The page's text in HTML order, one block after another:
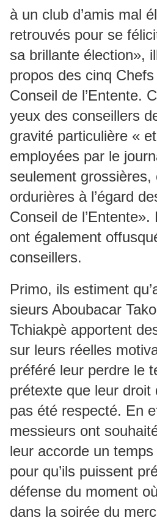
à un club d’amis mal
retrouvés pour se
sa brillante élection»,
propos des cinq Chefs
Conseil de l’Entente.
yeux des conseillers
gravité particulière «
employées par le
seulement grossières,
ordurières à l’égard
Conseil de
ont également
conseillers.
Primo, ils estiment
sieurs Aboubacar
Tchiakpè apportent
sur leurs réelles
préféré leur perdre le
prétexte que leur droit
pas été respecté. En
messieurs ont
leur accorde un
pour qu’ils puissent
défense du moment
dans la soirée du